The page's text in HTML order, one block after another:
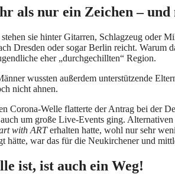
als nur ein Zeichen –
sie hinter Gitarren, Schlagzeug oder
Dresden oder sogar Berlin reicht. Warum
eher „durchgechillten“ Region.
wussten außerdem unterstützende
nicht ahnen.
Corona-Welle flatterte der Antrag bei der
um große Live-Events ging.
with ARTerhalten hatte, wohl nur sehr
hätte, war das für die Neukirchener und
ist, ist auch ein Weg!